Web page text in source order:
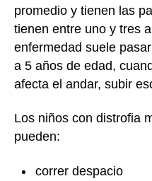
promedio y tienen las
tienen entre uno y tres
enfermedad suele
a 5 años de edad,
afecta el andar, subir
Los niños con distrofia
pueden:
correr despacio